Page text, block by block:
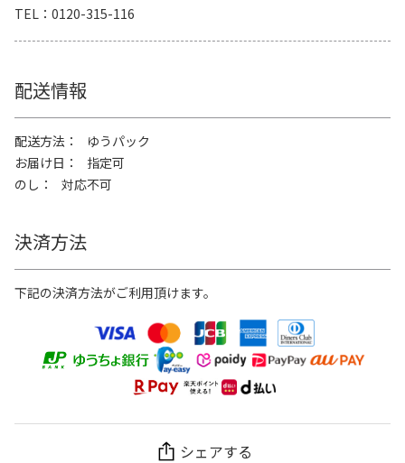
TEL
0120-315-116
配送情報
配送方法
ゆうパック
お届け日
指定可
のし
対応不可
決済方法
下記の決済方法がご利用頂けます。
シェアする